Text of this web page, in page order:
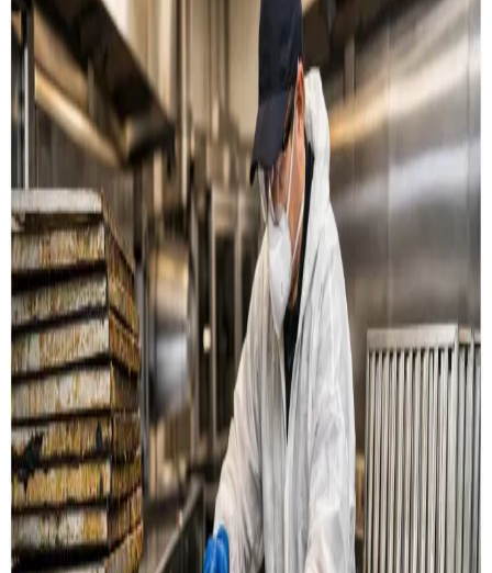
Restaurant & køkken
Rensning af emhætter, fedtkanaler og
udsugningssystemer til restauranter og storkøkkener i
Otterup.
Læs mere